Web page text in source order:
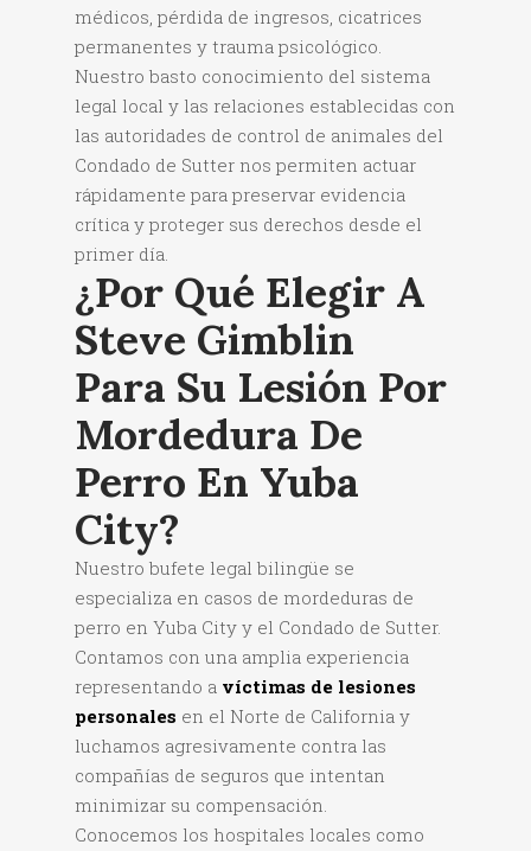
médicos, pérdida de ingresos, cicatrices
permanentes y trauma psicológico.
Nuestro basto conocimiento del sistema
legal local y las relaciones establecidas con
las autoridades de control de animales del
Condado de Sutter nos permiten actuar
rápidamente para preservar evidencia
crítica y proteger sus derechos desde el
primer día.
¿Por Qué Elegir A
Steve Gimblin
Para Su Lesión Por
Mordedura De
Perro En Yuba
City?
Nuestro bufete legal bilingüe se
especializa en casos de mordeduras de
perro en Yuba City y el Condado de Sutter.
Contamos con una amplia experiencia
representando a víctimas de lesiones
personales en el Norte de California y
luchamos agresivamente contra las
compañías de seguros que intentan
minimizar su compensación.
Conocemos los hospitales locales como